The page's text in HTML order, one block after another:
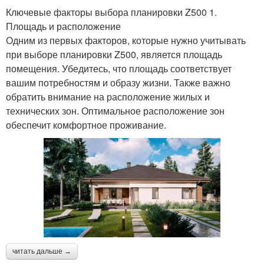
Ключевые факторы выбора планировки Z500 1.
Площадь и расположение
Одним из первых факторов, которые нужно учитывать
при выборе планировки Z500, является площадь
помещения. Убедитесь, что площадь соответствует
вашим потребностям и образу жизни. Также важно
обратить внимание на расположение жилых и
технических зон. Оптимальное расположение зон
обеспечит комфортное проживание.
читать дальше →